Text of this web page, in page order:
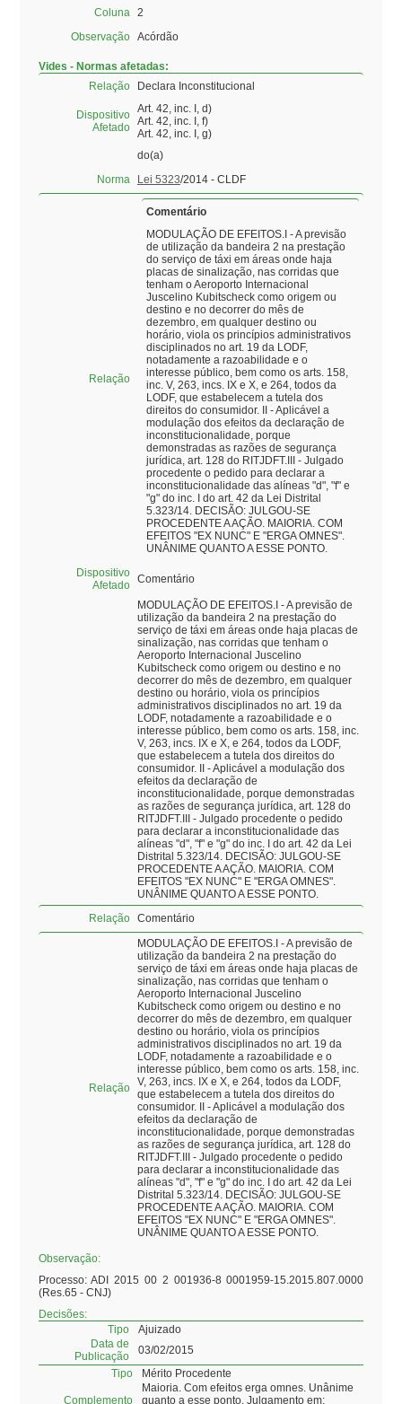
Coluna
2
Observação Acórdão
Vides - Normas afetadas:
Relação
Declara Inconstitucional
Dispositivo
Afetado
Art. 42, inc. I, d)
Art. 42, inc. I, f)
Art. 42, inc. I, g)
do(a)
Norma
Lei 5323/2014 - CLDF
Relação
Comentário
MODULAÇÃO DE EFEITOS.I - A previsão
de utilização da bandeira 2 na prestação
do serviço de táxi em áreas onde haja
placas de sinalização, nas corridas que
tenham o Aeroporto Internacional
Juscelino Kubitscheck como origem ou
destino e no decorrer do mês de
dezembro, em qualquer destino ou
horário, viola os princípios administrativos
disciplinados no art. 19 da LODF,
notadamente a razoabilidade e o
interesse público, bem como os arts. 158,
inc. V, 263, incs. IX e X, e 264, todos da
LODF, que estabelecem a tutela dos
direitos do consumidor. II - Aplicável a
modulação dos efeitos da declaração de
inconstitucionalidade, porque
demonstradas as razões de segurança
jurídica, art. 128 do RITJDFT.III - Julgado
procedente o pedido para declarar a
inconstitucionalidade das alíneas "d", "f" e
"g" do inc. I do art. 42 da Lei Distrital
5.323/14. DECISÃO: JULGOU-SE
PROCEDENTE A AÇÃO. MAIORIA. COM
EFEITOS "EX NUNC" E "ERGA OMNES".
UNÂNIME QUANTO A ESSE PONTO.
Dispositivo
Afetado Comentário
MODULAÇÃO DE EFEITOS.I - A previsão de
utilização da bandeira 2 na prestação do
serviço de táxi em áreas onde haja placas de
sinalização, nas corridas que tenham o
Aeroporto Internacional Juscelino
Kubitscheck como origem ou destino e no
decorrer do mês de dezembro, em qualquer
destino ou horário, viola os princípios
administrativos disciplinados no art. 19 da
LODF, notadamente a razoabilidade e o
interesse público, bem como os arts. 158, inc.
V, 263, incs. IX e X, e 264, todos da LODF,
que estabelecem a tutela dos direitos do
consumidor. II - Aplicável a modulação dos
efeitos da declaração de
inconstitucionalidade, porque demonstradas
as razões de segurança jurídica, art. 128 do
RITJDFT.III - Julgado procedente o pedido
para declarar a inconstitucionalidade das
alíneas "d", "f" e "g" do inc. I do art. 42 da Lei
Distrital 5.323/14. DECISÃO: JULGOU-SE
PROCEDENTE A AÇÃO. MAIORIA. COM
EFEITOS "EX NUNC" E "ERGA OMNES".
UNÂNIME QUANTO A ESSE PONTO.
Relação Comentário
Relação
MODULAÇÃO DE EFEITOS.I - A previsão de
utilização da bandeira 2 na prestação do
serviço de táxi em áreas onde haja placas de
sinalização, nas corridas que tenham o
Aeroporto Internacional Juscelino
Kubitscheck como origem ou destino e no
decorrer do mês de dezembro, em qualquer
destino ou horário, viola os princípios
administrativos disciplinados no art. 19 da
LODF, notadamente a razoabilidade e o
interesse público, bem como os arts. 158, inc.
V, 263, incs. IX e X, e 264, todos da LODF,
que estabelecem a tutela dos direitos do
consumidor. II - Aplicável a modulação dos
efeitos da declaração de
inconstitucionalidade, porque demonstradas
as razões de segurança jurídica, art. 128 do
RITJDFT.III - Julgado procedente o pedido
para declarar a inconstitucionalidade das
alíneas "d", "f" e "g" do inc. I do art. 42 da Lei
Distrital 5.323/14. DECISÃO: JULGOU-SE
PROCEDENTE A AÇÃO. MAIORIA. COM
EFEITOS "EX NUNC" E "ERGA OMNES".
UNÂNIME QUANTO A ESSE PONTO.
Observação:
Processo: ADI 2015 00 2 001936-8 0001959-15.2015.807.0000
(Res.65 - CNJ)
Decisões:
Tipo
Ajuizado
Data de
Publicação
03/02/2015
Tipo
Mérito Procedente
Complemento
Maioria. Com efeitos erga omnes. Unânime
quanto a esse ponto. Julgamento em: